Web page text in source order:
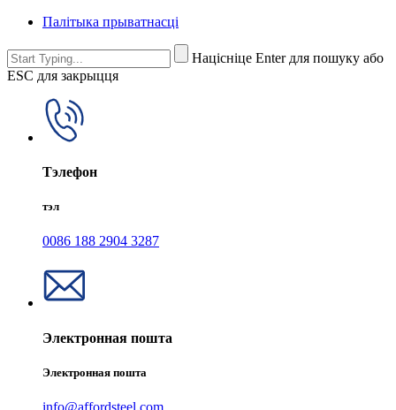
Палітыка прыватнасці
Націсніце Enter для пошуку або
ESC для закрыцця
Тэлефон
тэл
0086 188 2904 3287
Электронная пошта
Электронная пошта
info@affordsteel.com